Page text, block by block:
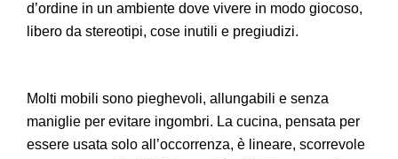
d’ordine in un ambiente dove vivere in modo giocoso,
libero da stereotipi, cose inutili e pregiudizi.
Molti mobili sono pieghevoli, allungabili e senza
maniglie per evitare ingombri. La cucina, pensata per
essere usata solo all’occorrenza, è lineare, scorrevole